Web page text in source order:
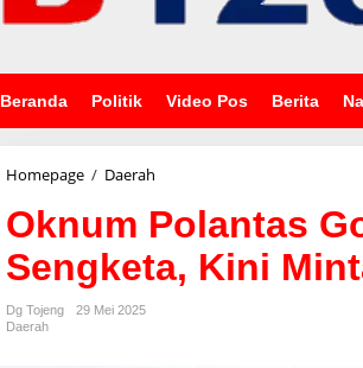
Beranda Politik Video Pos Berita
Homepage / Daerah
n
u
m
P
Oknum Polantas
Sengketa, Kini
Dg Tojeng
29 Mei 2025
Daerah